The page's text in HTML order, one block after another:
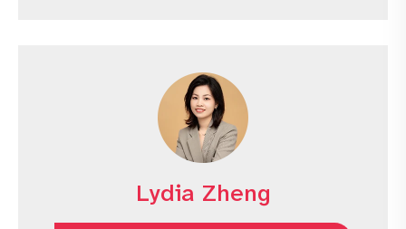
Lydia Zheng